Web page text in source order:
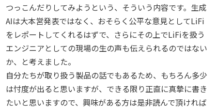
つっこんだりしてみようという、そういう内容です。生成
AIは大本営発表ではなく、おそらく公平な意見としてLiFi
をレポートしてくれるはずで、さらにその上でLiFiを扱う
エンジニアとしての現場の生の声も伝えられるのではない
か、と考えました。
自分たちが取り扱う製品の話でもあるため、もちろん多少
は忖度が出ると思いますが、できる限り正直に真摯に書き
たいと思いますので、興味がある方は是非読んで頂ければ